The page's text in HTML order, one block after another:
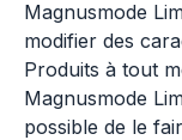
Magnusmode
modifier des
Produits à tout
Magnusmode
possible de le